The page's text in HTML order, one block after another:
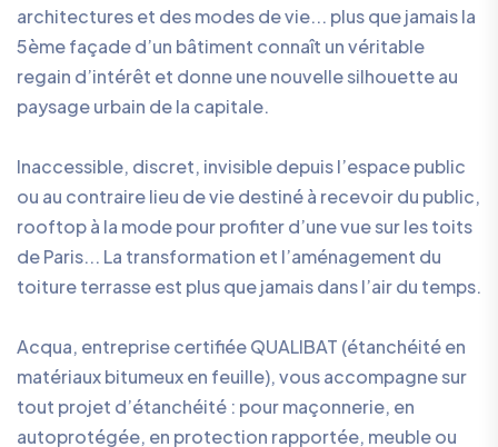
architectures et des modes de vie... plus que jamais la
5ème façade d’un bâtiment connaît un véritable
regain d’intérêt et donne une nouvelle silhouette au
paysage urbain de la capitale.
Inaccessible, discret, invisible depuis l’espace public
ou au contraire lieu de vie destiné à recevoir du public,
rooftop à la mode pour profiter d’une vue sur les toits
de Paris... La transformation et l’aménagement du
toiture terrasse est plus que jamais dans l’air du temps.
Acqua, entreprise certifiée QUALIBAT (étanchéité en
matériaux bitumeux en feuille), vous accompagne sur
tout projet d’étanchéité : pour maçonnerie, en
autoprotégée, en protection rapportée, meuble ou